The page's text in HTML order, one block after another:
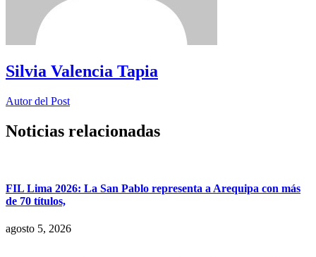
Silvia Valencia Tapia
Autor del Post
Noticias relacionadas
FIL Lima 2026: La San Pablo representa a Arequipa con más
de 70 títulos,
agosto 5, 2026